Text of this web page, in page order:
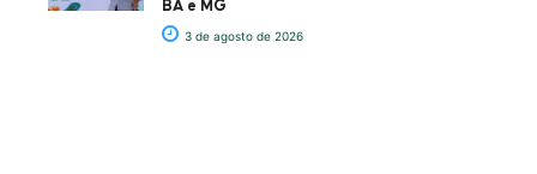
BA e MG
3 de agosto de 2026